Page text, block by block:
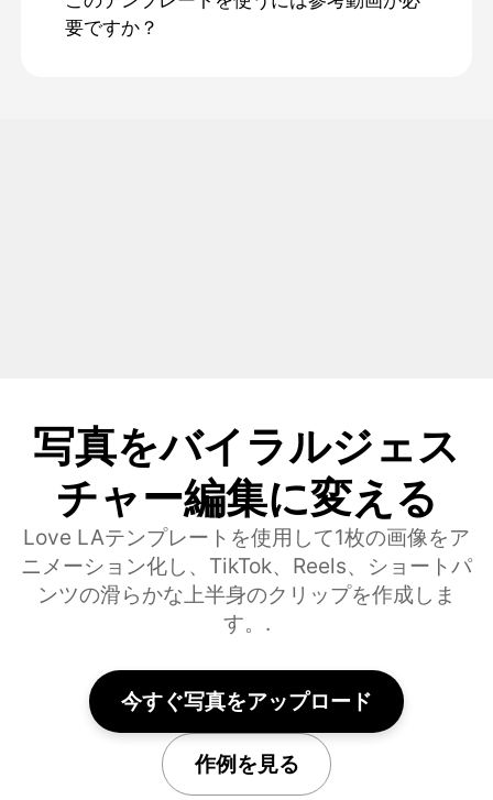
要ですか？
写真をバイラルジェス
チャー編集に変える
Love LAテンプレートを使用して1枚の画像をア
ニメーション化し、TikTok、Reels、ショートパ
ンツの滑らかな上半身のクリップを作成しま
す。.
今すぐ写真をアップロード
作例を見る